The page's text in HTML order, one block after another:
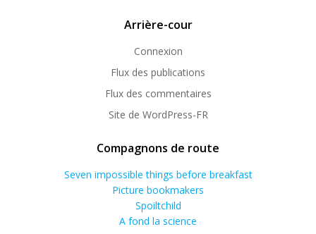
Arrière-cour
Connexion
Flux des publications
Flux des commentaires
Site de WordPress-FR
Compagnons de route
Seven impossible things before breakfast
Picture bookmakers
Spoiltchild
A fond la science